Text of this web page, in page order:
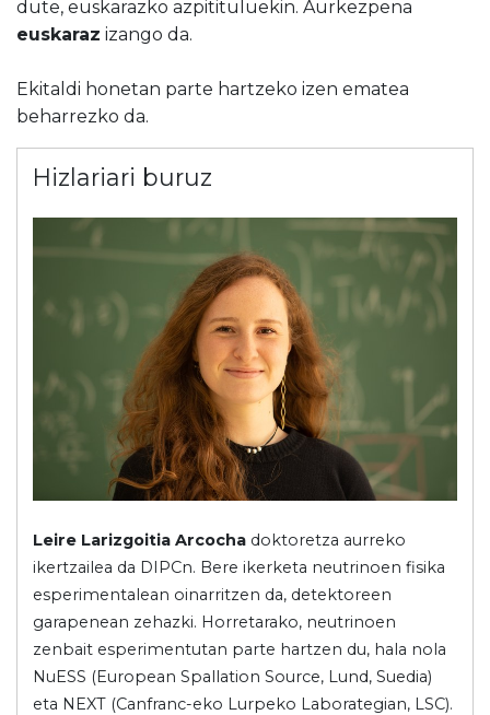
dute, euskarazko azpitituluekin. Aurkezpena
euskaraz izango da.
Ekitaldi honetan parte hartzeko izen ematea
beharrezko da.
Hizlariari buruz
Leire Larizgoitia Arcocha doktoretza aurreko
ikertzailea da DIPCn. Bere ikerketa neutrinoen fisika
esperimentalean oinarritzen da, detektoreen
garapenean zehazki. Horretarako, neutrinoen
zenbait esperimentutan parte hartzen du, hala nola
NuESS (European Spallation Source, Lund, Suedia)
eta NEXT (Canfranc-eko Lurpeko Laborategian, LSC).